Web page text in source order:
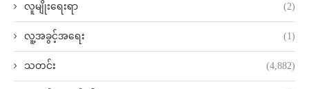
လူမျိုးရေးရာ (2)
လူ့အခွင့်အရေး (1)
သတင်း (4,882)